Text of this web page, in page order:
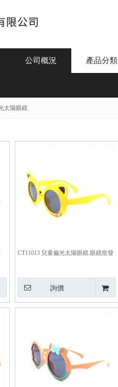
公司概況 產品分類
太陽眼鏡
CT11013 兒童偏光太陽眼鏡.眼鏡批發
詢價